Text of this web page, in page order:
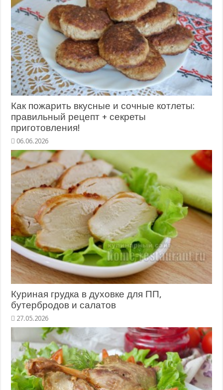
Как пожарить вкусные и сочные котлеты:
правильный рецепт + секреты
приготовления!
06.06.2026
Куриная грудка в духовке для ПП,
бутербродов и салатов
27.05.2026